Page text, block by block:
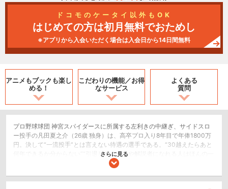
ドコモのケータイ以外もOK
はじめての方は初月無料でおためし
※アプリから入会いただく場合は入会日から14日間無料
アニメもブックも楽し
める！
こだわりの機能／お得
なサービス
よくある
質問
プロ野球球団 神宮スパイダースに所属する左利きの中継ぎ、サイドスロ
ー投手の凡田夏之介（26歳 独身）は、高卒プロ入り8年目で年俸1800万
円。決して“一流投手”とは言えない待遇の選手である。“30越えたらあと
何年できるか分からない”“引退してコーチや解説者になれる人はほんの一
握り”“引退後は年収100万円台の生活に陥ってしまう人もいる”“プロ野球
ながらも凡田はあるフレーズを繰り返していた。「グラウンドには銭が
さらに見る